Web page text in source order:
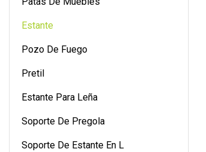
Estante
Pozo De Fuego
Pretil
Estante Para Leña
Soporte De Pregola
Soporte De Estante En L